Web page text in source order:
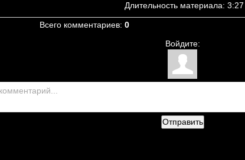
Длительность материала: 3:27
Всего комментариев: 0
Войдите:
Отправить